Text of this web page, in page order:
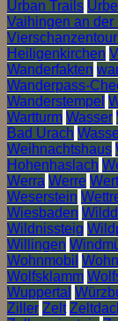
Urban Trails
Vaihingen an der
Heiligenkirchen
Wanderfakten
Wanderpass-
Wanderstempel
Wartturm Wasser
Bad Urach
Weihnachtshaus
Hohenhaslach
Werra Werre
Weserstein
Wiesbaden
Wildnissteig
Willingen
Wohnmobil
Wolfsklamm
Wuppertal
Ziller Zelt